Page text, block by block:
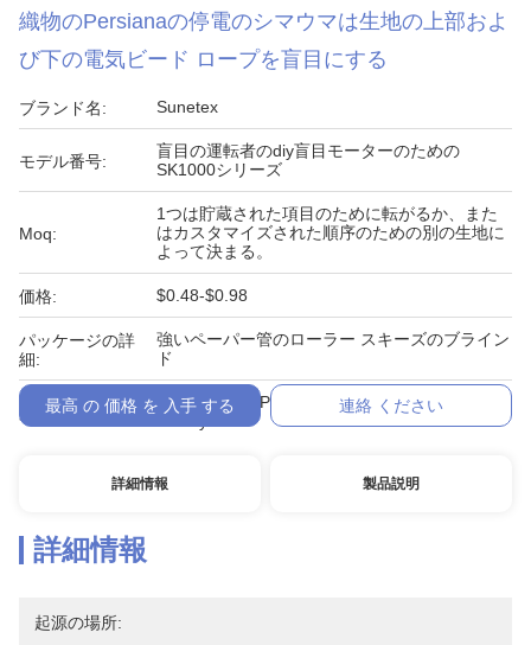
織物のPersianaの停電のシマウマは生地の上部およ
び下の電気ビード ロープを盲目にする
ブランド名: Sunetex
モデル番号:
盲目の運転者のdiy盲目モーターのための
SK1000シリーズ
Moq:
1つは貯蔵された項目のために転がるか、また
はカスタマイズされた順序のための別の生地に
よって決まる。
価格: $0.48-$0.98
パッケージの詳
細:
強いペーパー管のローラー スキーズのブライン
ド
支払条件:
L/C、D/A、D/P、T/T、ウェスタン・ユニオン、
最高 の 価格 を 入手 する 連絡 ください
詳細情報 製品説明
詳細情報
起源の場所: